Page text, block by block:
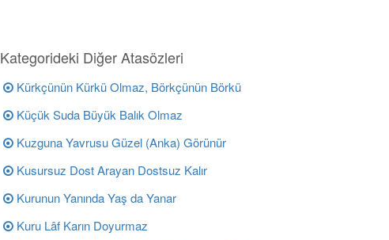
Kategorideki Diğer Atasözleri
Kürkçünün Kürkü Olmaz, Börkçünün Börkü
Küçük Suda Büyük Balık Olmaz
Kuzguna Yavrusu Güzel (Anka) Görünür
Kusursuz Dost Arayan Dostsuz Kalır
Kurunun Yanında Yaş da Yanar
Kuru Lâf Karın Doyurmaz